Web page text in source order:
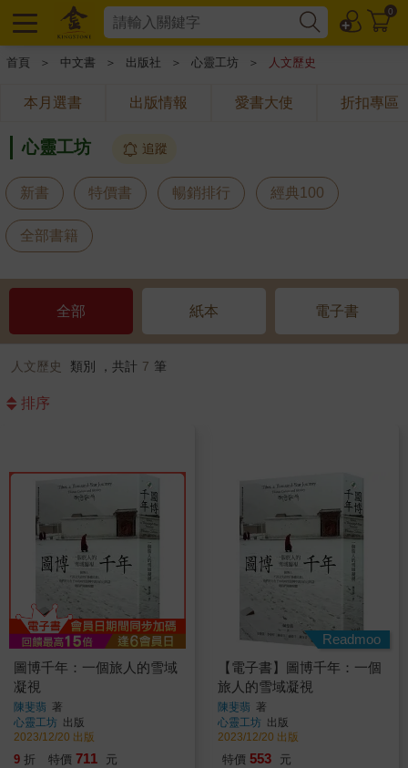
0
首頁 ＞ 中文書 ＞ 出版社 ＞ 心靈工坊 ＞ 人文歷史
本月選書 出版情報 愛書大使 折扣專區
心靈工坊 追蹤
新書 特價書 暢銷排行 經典100
全部書籍
全部 紙本 電子書
人文歷史 類別 ，共計 7 筆
排序
圖博千年：一個旅人的雪域
凝視
陳斐翡 著
心靈工坊 出版
2023/12/20 出版
9 折 特價 711 元
Readmoo
【電子書】圖博千年：一個
旅人的雪域凝視
陳斐翡 著
心靈工坊 出版
2023/12/20 出版
特價 553 元